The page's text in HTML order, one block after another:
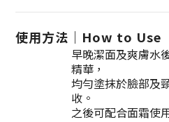
使用方法｜How to Use
早晚潔面及爽膚水
精華，
均勻塗抹於臉部及
收。
之後可配合面霜使